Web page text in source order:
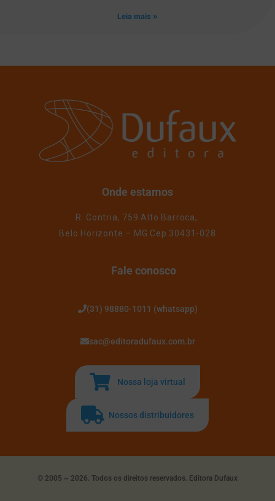
Leia mais »
Onde estamos
R. Contria, 759 Alto Barroca,
Belo Horizonte – MG Cep 30431-028
Fale conosco
(31) 98880-1011 (whatsapp)
sac@editoradufaux.com.br
Nossa loja virtual
Nossos distribuidores
© 2005 ~ 2026. Todos os direitos reservados. Editora Dufaux